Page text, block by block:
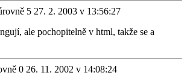
27. 2. 2003 v 13:56:27
ale pochopitelně v html, takže se a
26. 11. 2002 v 14:08:24